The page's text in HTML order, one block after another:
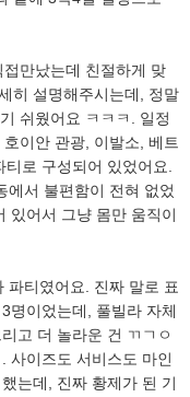
만났는데 친절하게 맞
히 설명해주시는데, 정말
쉬웠어요 ㅋㅋㅋ. 일정
이안 관광, 이발소, 베트
로 구성되어 있었어요.
에서 불편함이 전혀 없었
있어서 그냥 몸만 움직이
파티였어요. 진짜 말로 표
명이었는데, 풀빌라 자체
고 더 놀라운 건 ㄲㄱㅇ
사이즈도 서비스도 마인
는데, 진짜 황제가 된 기